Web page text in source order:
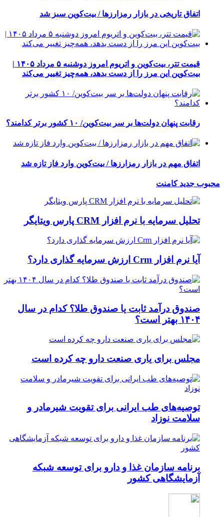
اتفاق تاریخی در بازار رمزارزها / بیت‌کوین سبز شد
قیمت تتر، بیت‌کوین و اتریوم امروز دوشنبه ۵ مرداد ۱۴۰۵ |
بیت‌کوین این مرز را از دست بدهد، همه‌چیز تغییر می‌کند
رقابت پنهان دولت‌ها بر سر بیت‌کوین/ ۱۰ کشور برتر کدامند؟
اتفاق مهم در بازار رمزارزها / بیت‌کوین وارد فاز تازه شد
محبوب جدیدکامنت
تحلیل سرمایه با نرم افزار CRM پارس ویتایگر
آیا نرم افزار Crm ارزش سرمایه گذاری دارد؟
صندوق درآمد ثابت یا صندوق طلا؟ کدام در سال
۱۴۰۴ بهتر است؟
مجلس برای یاری صنعت دارو چه کرده است
توصیه‌های طب ایرانی برای تقویت شیرمادر و
سلامت نوزاد
برنامه سازمان غذا و دارو برای توسعه شبکه
آزمایشگاهی کشور